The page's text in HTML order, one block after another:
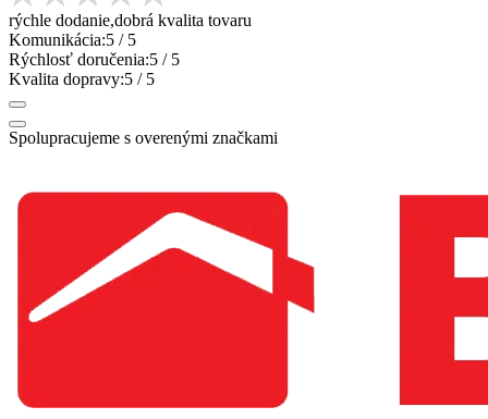
rýchle dodanie,dobrá kvalita tovaru
Komunikácia:5 / 5
Rýchlosť doručenia:5 / 5
Kvalita dopravy:5 / 5
Spolupracujeme s overenými značkami